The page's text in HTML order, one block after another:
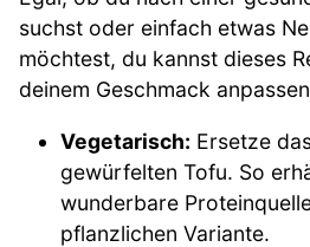
suchst oder einfach etwas
möchtest, du kannst dieses
deinem Geschmack
Vegetarisch: Ersetze
gewürfelten Tofu. So
wunderbare
pflanzlichen Variante.